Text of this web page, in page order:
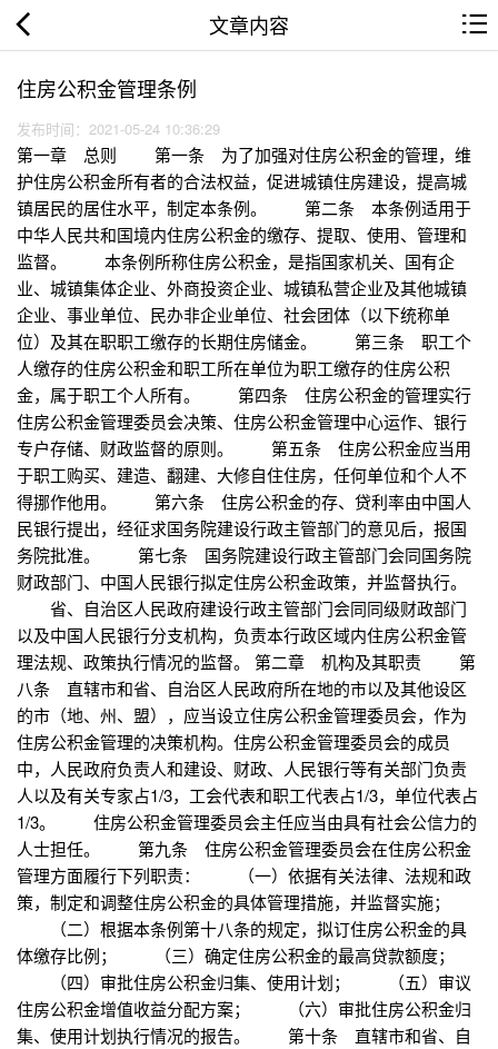
文章内容
住房公积金管理条例
发布时间：2021-05-24 10:36:29
第一章 总则 第一条 为了加强对住房公积金的管理，维
护住房公积金所有者的合法权益，促进城镇住房建设，提高城
镇居民的居住水平，制定本条例。 第二条 本条例适用于
中华人民共和国境内住房公积金的缴存、提取、使用、管理和
监督。 本条例所称住房公积金，是指国家机关、国有企
业、城镇集体企业、外商投资企业、城镇私营企业及其他城镇
企业、事业单位、民办非企业单位、社会团体（以下统称单
位）及其在职职工缴存的长期住房储金。 第三条 职工个
人缴存的住房公积金和职工所在单位为职工缴存的住房公积
金，属于职工个人所有。 第四条 住房公积金的管理实行
住房公积金管理委员会决策、住房公积金管理中心运作、银行
专户存储、财政监督的原则。 第五条 住房公积金应当用
于职工购买、建造、翻建、大修自住住房，任何单位和个人不
得挪作他用。 第六条 住房公积金的存、贷利率由中国人
民银行提出，经征求国务院建设行政主管部门的意见后，报国
务院批准。 第七条 国务院建设行政主管部门会同国务院
财政部门、中国人民银行拟定住房公积金政策，并监督执行。
省、自治区人民政府建设行政主管部门会同同级财政部门
以及中国人民银行分支机构，负责本行政区域内住房公积金管
理法规、政策执行情况的监督。 第二章 机构及其职责 第
八条 直辖市和省、自治区人民政府所在地的市以及其他设区
的市（地、州、盟），应当设立住房公积金管理委员会，作为
住房公积金管理的决策机构。住房公积金管理委员会的成员
中，人民政府负责人和建设、财政、人民银行等有关部门负责
人以及有关专家占1/3，工会代表和职工代表占1/3，单位代表占
1/3。 住房公积金管理委员会主任应当由具有社会公信力的
人士担任。 第九条 住房公积金管理委员会在住房公积金
管理方面履行下列职责： （一）依据有关法律、法规和政
策，制定和调整住房公积金的具体管理措施，并监督实施；
（二）根据本条例第十八条的规定，拟订住房公积金的具
体缴存比例； （三）确定住房公积金的最高贷款额度；
（四）审批住房公积金归集、使用计划； （五）审议
住房公积金增值收益分配方案； （六）审批住房公积金归
集、使用计划执行情况的报告。 第十条 直辖市和省、自